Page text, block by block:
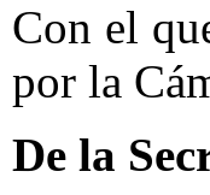
Con el
por la
De la